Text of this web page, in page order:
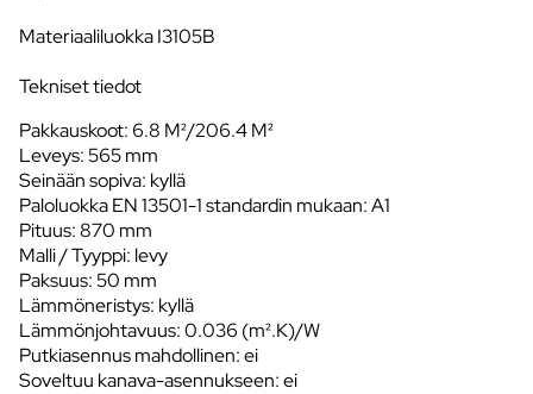
Materiaaliluokka I3105B
Tekniset tiedot
Pakkauskoot: 6.8 M²/206.4 M²
Leveys: 565 mm
Seinään sopiva: kyllä
Paloluokka EN 13501-1 standardin mukaan: A1
Pituus: 870 mm
Malli / Tyyppi: levy
Paksuus: 50 mm
Lämmöneristys: kyllä
Lämmönjohtavuus: 0.036 (m².K)/W
Putkiasennus mahdollinen: ei
Soveltuu kanava-asennukseen: ei